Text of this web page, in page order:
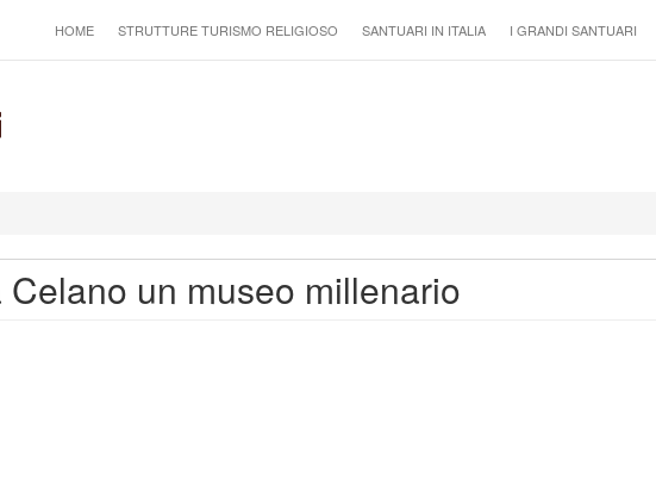
HOME STRUTTURE TURISMO RELIGIOSO SANTUARI IN ITALIA I GRANDI SANTUARI
Celano un museo millenario